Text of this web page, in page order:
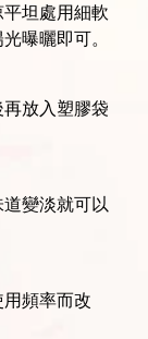
坦處用細軟
曝曬即可。
放入塑膠袋
變淡就可以
頻率而改